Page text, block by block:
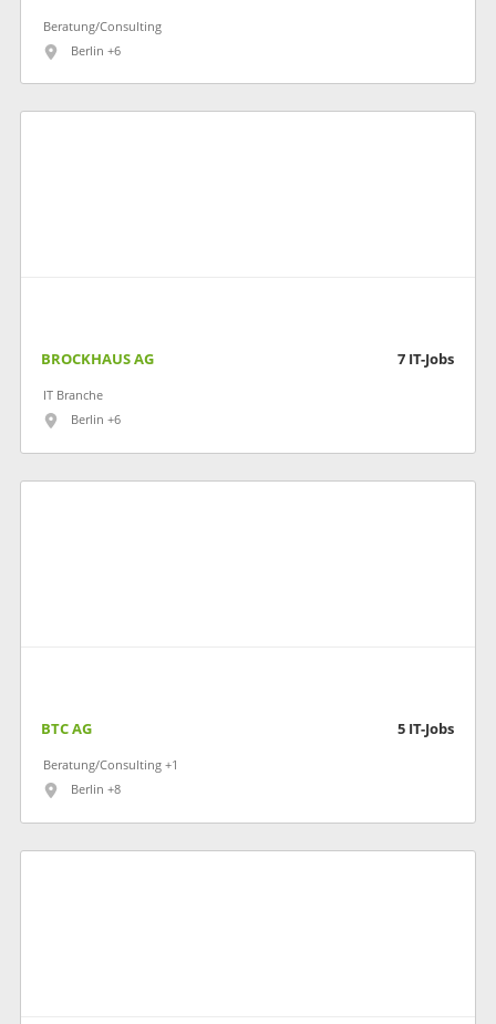
Beratung/Consulting
Berlin +6
BROCKHAUS AG 7 IT-Jobs
IT Branche
Berlin +6
BTC AG 5 IT-Jobs
Beratung/Consulting +1
Berlin +8